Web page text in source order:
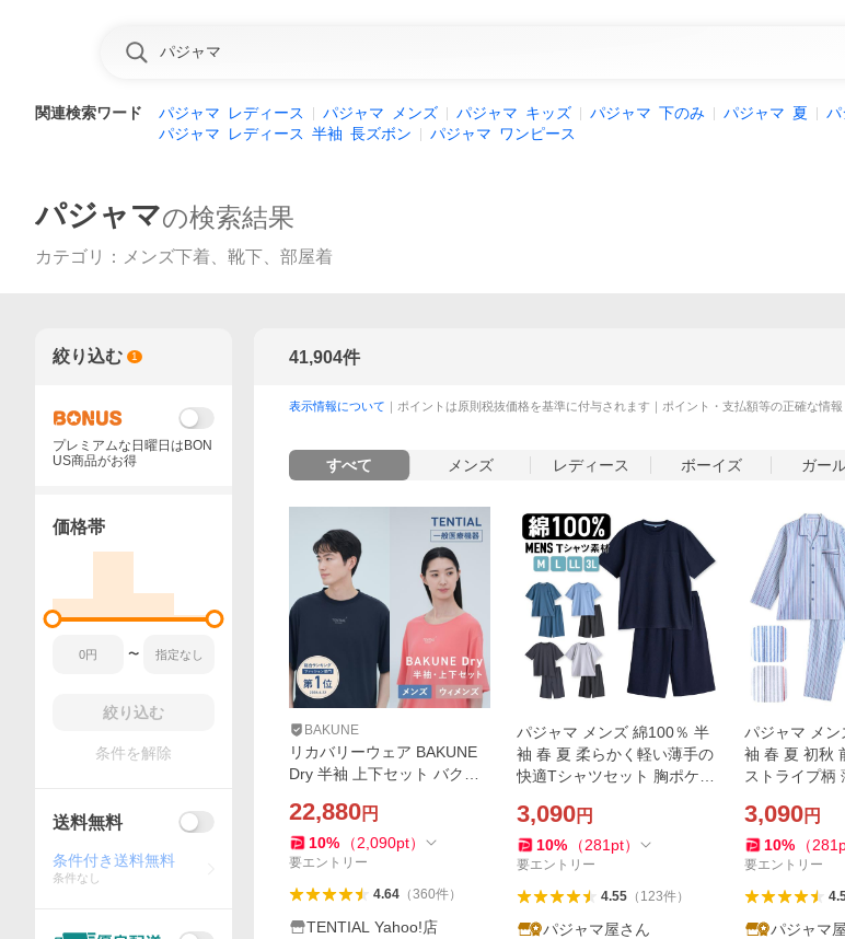
関連検索ワード パジャマ レディース パジャマ メンズ パジャマ キッズ パジャマ 下のみ パジャマ 夏 パ
パジャマ
レディース 半袖 長ズボン パジャマ ワンピース
パジャマの検索結果
カテゴリ ： メンズ下着、靴下、部屋着
41,904件
表示情報について ｜ポイントは原則税抜価格を基準に付与されます｜ポイント・支払額等の正確な情
すべて メンズ レディース ボーイズ ガー
BAKUNE
リカバリーウェア BAKUNE
Dry 半袖 上下セット バクネ
リーウエア 一般医療機器 レ
ディース メンズ テンシャル
爆買
22,880円
10% （2,090pt）
要エントリー
4.64（360件）
TENTIAL Yahoo!店
パジャマ メンズ 綿100％ 半
袖 春 夏 柔らかく軽い薄手の
快適Tシャツセット 胸ポケッ
の日
3,090円
10% （281 pt）
要エントリー
4.55（ 123件）
パジャマ屋さん
パジャマ メ
袖 春 夏 初秋
ストライプ柄
3,090円
10% （281
要エントリー
パジャマ
絞り込む 1
プレミアムな日曜日はBON
US商品がお得
価格帯
〜
絞り込む
条件を解除
送料無料
条件付き送料無料
条件なし